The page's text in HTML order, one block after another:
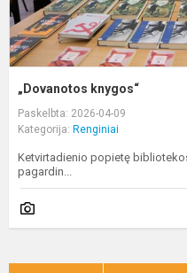
„Dovanotos knygos“
Paskelbta: 2026-04-09
Kategorija: Renginiai
Ketvirtadienio popietę
pagardin...